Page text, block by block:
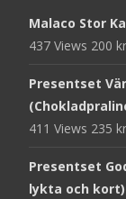
Malaco Stor
437 Views 200 kr
Presentset
411 Views 235 kr
Presentset
lykta och kort)